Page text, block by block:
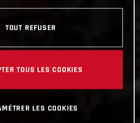
TOUT REFUSER
TOUS LES COOKIES
LES COOKIES